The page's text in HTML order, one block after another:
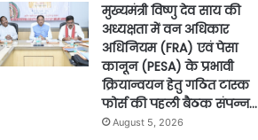
मुख्यमंत्री विष्णु देव साय की
अध्यक्षता में वन अधिकार
अधिनियम (FRA) एवं पेसा
कानून (PESA) के प्रभावी
क्रियान्वयन हेतु गठित टास्क
फोर्स की पहली बैठक संपन्न…
August 5, 2026